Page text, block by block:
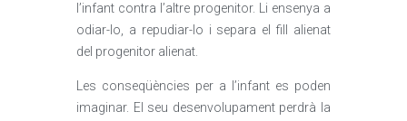
l’infant contra l’altre progenitor. Li ensenya a
odiar-lo, a repudiar-lo i separa el fill alienat
del progenitor alienat.
Les conseqüències per a l’infant es poden
imaginar. El seu desenvolupament perdrà la